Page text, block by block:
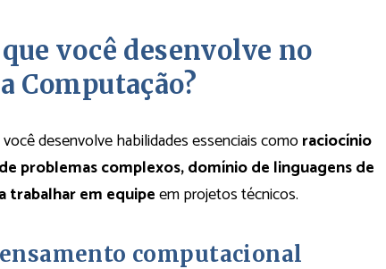
você desenvolve no
Computação?
desenvolve habilidades essenciais comoraciocínio
problemas complexos, domínio de linguagens de
trabalhar em equipeem projetos técnicos.
computacional